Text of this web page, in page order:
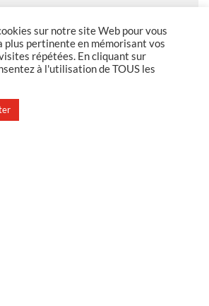
LEGALES
de confidentialité
générales de vente
sur notre site Web pour vous
pertinente en mémorisant vos
répétées. En cliquant sur
à l'utilisation de TOUS les